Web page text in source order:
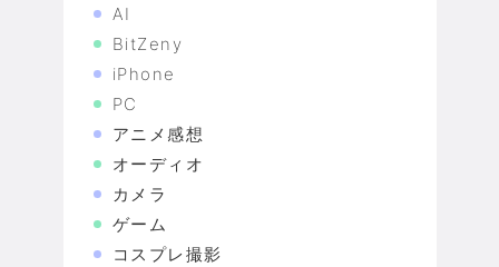
AI
BitZeny
iPhone
PC
アニメ感想
オーディオ
カメラ
ゲーム
コスプレ撮影